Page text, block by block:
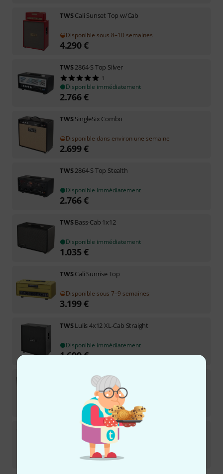
TWSCali Sunset Top w/Cab
Disponible sous 8–10 semaines
4.290€
TWS2864-S Top Silver
1
Disponible immédiatement
2.766€
TWSSingleSix Combo
Disponible dans environ une semaine
2.699€
TWS2864-S Top Stealth
Disponible immédiatement
2.766€
TWSBass-Cab 1x12
Disponible immédiatement
1.035€
TWSCali Sunrise Top
Disponible sous 7–9 semaines
3.199€
TWSLulis 4x12 XL-Cab Straight
Disponible immédiatement
1.699€
Speaker-Cab, Stealth
Disponible immédiatement
Speaker-Cab, Silver
Disponible immédiatement
€